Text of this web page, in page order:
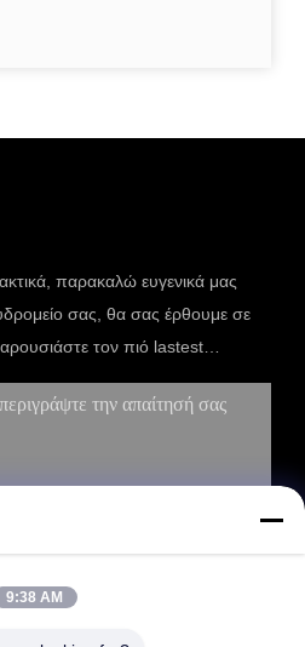
παρακαλώ ευγενικά μας
σας, θα σας έρθουμε σε
9:38 AM